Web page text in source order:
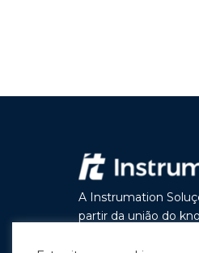
A Instrumation
partir da união do
com o objetivo de